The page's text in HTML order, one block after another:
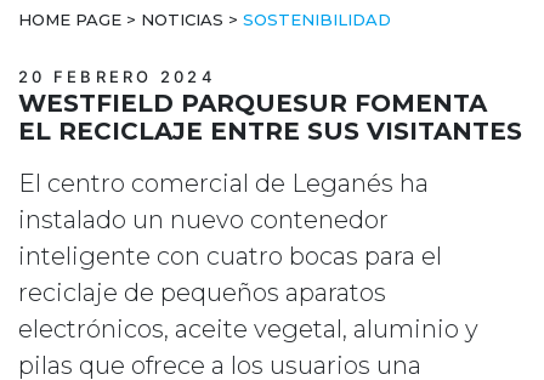
HOME PAGE > NOTICIAS > SOSTENIBILIDAD
20 FEBRERO 2024
WESTFIELD PARQUESUR FOMENTA
EL RECICLAJE ENTRE SUS VISITANTES
El centro comercial de Leganés ha
instalado un nuevo contenedor
inteligente con cuatro bocas para el
reciclaje de pequeños aparatos
electrónicos, aceite vegetal, aluminio y
pilas que ofrece a los usuarios una